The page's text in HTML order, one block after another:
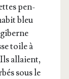
pen­
bleu
toile à
allaient,
sous le